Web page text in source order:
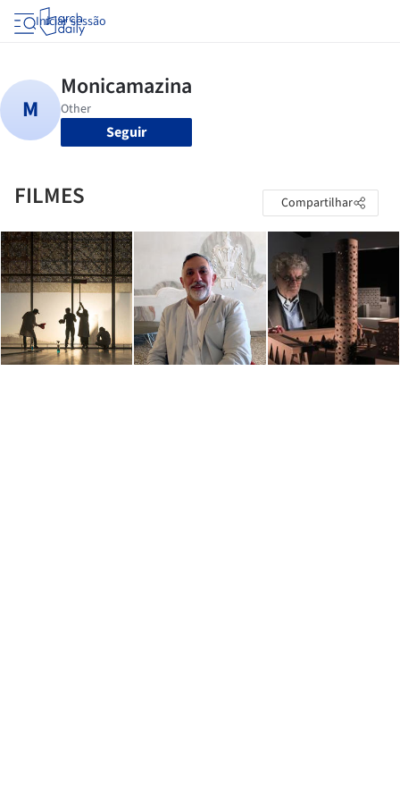
Iniciar sessão
Seguir
FILMES Compartilhar